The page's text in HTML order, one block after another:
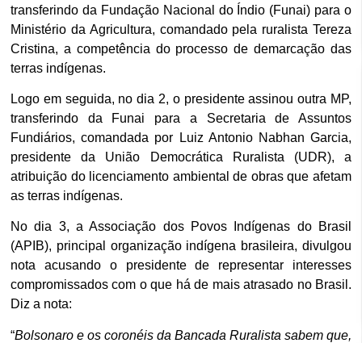
transferindo da Fundação Nacional do Índio (Funai) para o
Ministério da Agricultura, comandado pela ruralista Tereza
Cristina, a competência do processo de demarcação das
terras indígenas.
Logo em seguida, no dia 2, o presidente assinou outra MP,
transferindo da Funai para a Secretaria de Assuntos
Fundiários, comandada por Luiz Antonio Nabhan Garcia,
presidente da União Democrática Ruralista (UDR), a
atribuição do licenciamento ambiental de obras que afetam
as terras indígenas.
No dia 3, a Associação dos Povos Indígenas do Brasil
(APIB), principal organização indígena brasileira, divulgou
nota acusando o presidente de representar interesses
compromissados com o que há de mais atrasado no Brasil.
Diz a nota:
“Bolsonaro e os coronéis da Bancada Ruralista sabem que,